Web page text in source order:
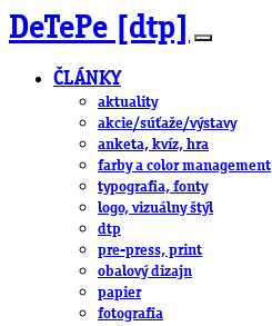
DeTePe [dtp]
ČLÁNKY
aktuality
akcie/súťaže/výstavy
anketa, kvíz, hra
farby a color management
typografia, fonty
logo, vizuálny štýl
dtp
pre-press, print
obalový dizajn
papier
fotografia